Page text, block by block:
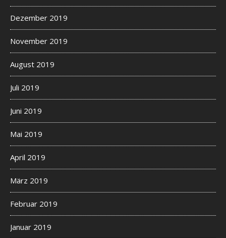
Dezember 2019
November 2019
August 2019
Juli 2019
Juni 2019
Mai 2019
April 2019
März 2019
Februar 2019
Januar 2019